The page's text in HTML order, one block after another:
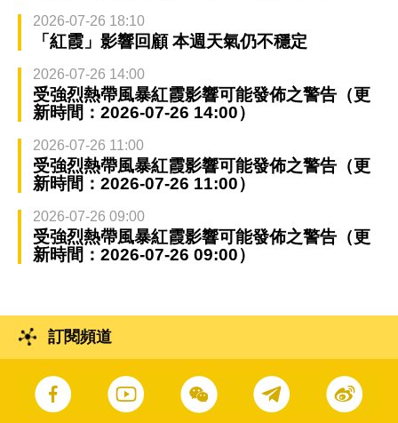
2026-07-26 18:10
「紅霞」影響回顧 本週天氣仍不穩定
2026-07-26 14:00
受強烈熱帶風暴紅霞影響可能發佈之警告（更
新時間：2026-07-26 14:00）
2026-07-26 11:00
受強烈熱帶風暴紅霞影響可能發佈之警告（更
新時間：2026-07-26 11:00）
2026-07-26 09:00
受強烈熱帶風暴紅霞影響可能發佈之警告（更
新時間：2026-07-26 09:00）
訂閱頻道